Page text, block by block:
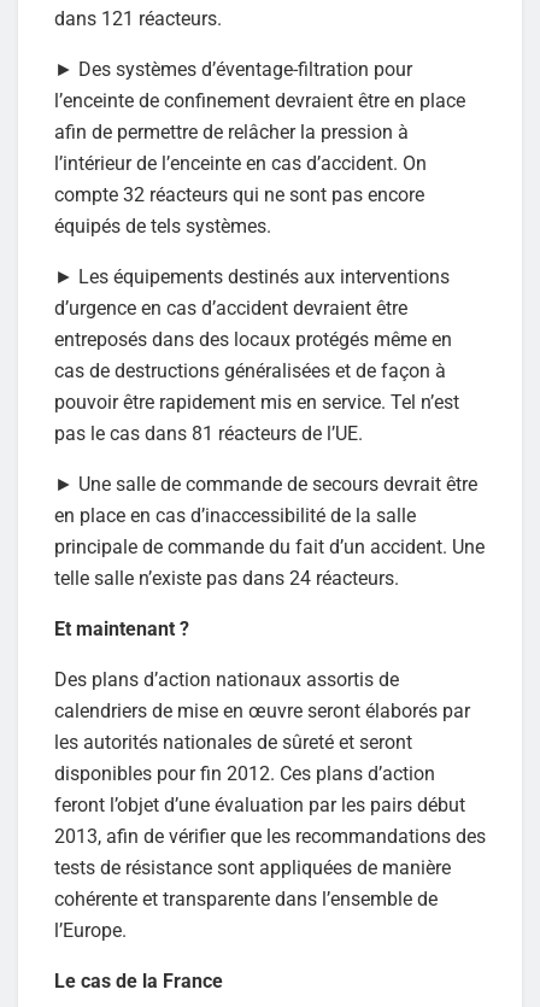
dans 121 réacteurs.
► Des systèmes d’éventage-filtration pour
l’enceinte de confinement devraient être en place
afin de permettre de relâcher la pression à
l’intérieur de l’enceinte en cas d’accident. On
compte 32 réacteurs qui ne sont pas encore
équipés de tels systèmes.
► Les équipements destinés aux interventions
d’urgence en cas d’accident devraient être
entreposés dans des locaux protégés même en
cas de destructions généralisées et de façon à
pouvoir être rapidement mis en service. Tel n’est
pas le cas dans 81 réacteurs de l’UE.
► Une salle de commande de secours devrait être
en place en cas d’inaccessibilité de la salle
principale de commande du fait d’un accident. Une
telle salle n’existe pas dans 24 réacteurs.
Et maintenant ?
Des plans d’action nationaux assortis de
calendriers de mise en œuvre seront élaborés par
les autorités nationales de sûreté et seront
disponibles pour fin 2012. Ces plans d’action
feront l’objet d’une évaluation par les pairs début
2013, afin de vérifier que les recommandations des
tests de résistance sont appliquées de manière
cohérente et transparente dans l’ensemble de
l’Europe.
Le cas de la France